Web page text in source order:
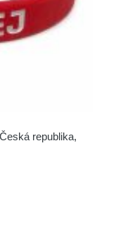
republika,